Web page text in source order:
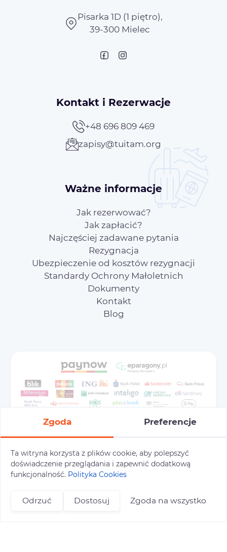
Pisarka 1D (1 piętro),
39-300 Mielec
Kontakt i Rezerwacje
+48 696 809 469
zapisy@tuitam.org
Ważne informacje
Jak rezerwować?
Jak zapłacić?
Najczęściej zadawane pytania
Rezygnacja
Ubezpieczenie od kosztów rezygnacji
Standardy Ochrony Małoletnich
Dokumenty
Kontakt
Blog
Preferencje cookies Polityka prywatności
Polityka cookies
Zgoda Preferencje
Ta witryna korzysta z plików cookie, aby polepszyć
doświadczenie przeglądania i zapewnić dodatkową
funkcjonalność. Polityka Cookies
Odrzuć Dostosuj Zgoda na wszystko